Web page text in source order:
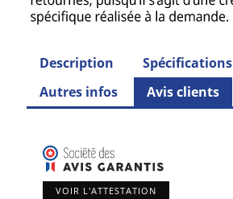
Description Spécifications
Autres infos
Avis clients
VOIR L'ATTESTATION